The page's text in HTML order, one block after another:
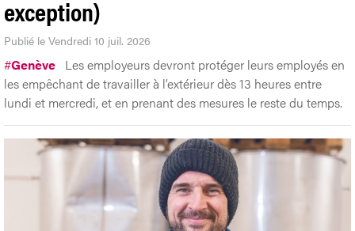
exception)
Publié le Vendredi 10 juil. 2026
#Genève Les employeurs devront protéger leurs employés en
les empêchant de travailler à l’extérieur dès 13 heures entre
lundi et mercredi, et en prenant des mesures le reste du temps.